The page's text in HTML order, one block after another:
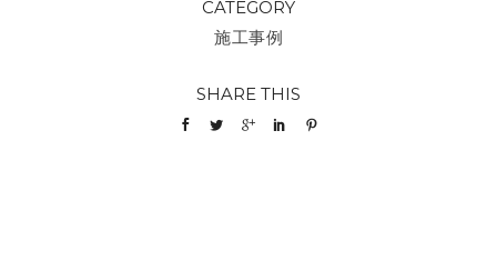
CATEGORY
施工事例
SHARE THIS